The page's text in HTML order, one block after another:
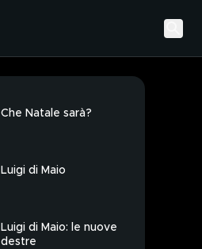
Che Natale sarà?
Luigi di Maio
Luigi di Maio: le nuove
destre